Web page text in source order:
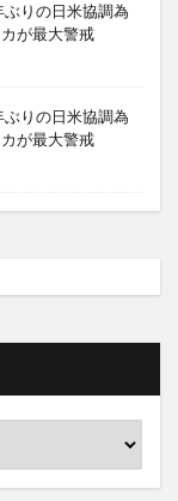
ぶりの日米協調為
が最大警戒
ぶりの日米協調為
が最大警戒